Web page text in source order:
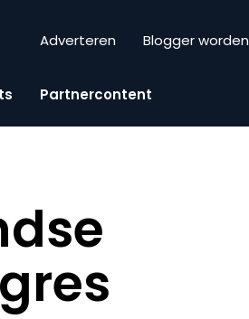
Adverteren Blogger worden
Partnercontent